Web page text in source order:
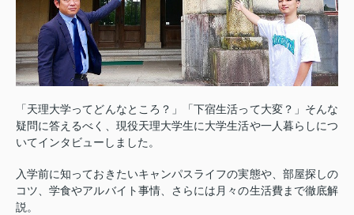
「天理大学ってどんなところ？」「下宿生活って大変？」そんな
疑問に答えるべく、現役天理大学生に大学生活や一人暮らしにつ
いてインタビューしました。
入学前に知っておきたいキャンパスライフの実態や、部屋探しの
コツ、学食やアルバイト事情、さらには月々の生活費まで徹底解
説。